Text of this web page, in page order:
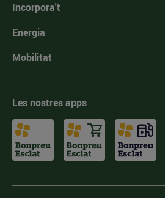
Incorpora't
Energia
Mobilitat
Les nostres apps